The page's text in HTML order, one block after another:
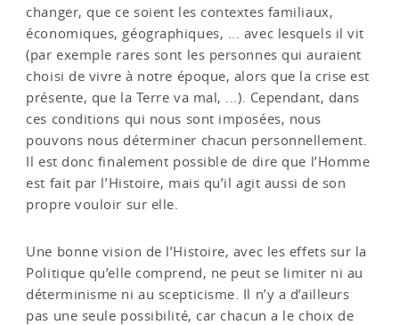
changer, que ce soient les contextes familiaux,
économiques, géographiques, ... avec lesquels il vit
(par exemple rares sont les personnes qui auraient
choisi de vivre à notre époque, alors que la crise est
présente, que la Terre va mal, ...). Cependant, dans
ces conditions qui nous sont imposées, nous
pouvons nous déterminer chacun personnellement.
Il est donc finalement possible de dire que l’Homme
est fait par l’Histoire, mais qu’il agit aussi de son
propre vouloir sur elle.
Une bonne vision de l’Histoire, avec les effets sur la
Politique qu’elle comprend, ne peut se limiter ni au
déterminisme ni au scepticisme. Il n’y a d’ailleurs
pas une seule possibilité, car chacun a le choix de